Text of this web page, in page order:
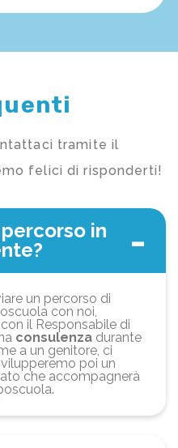
tramite il
felici di risponderti!
in
un percorso di
con noi,
il Responsabile di
consulenza durante
a un genitore, ci
poi un
che accompagnerà